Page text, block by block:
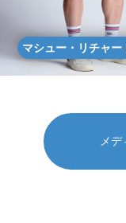
マシュー・リチャー
メデ